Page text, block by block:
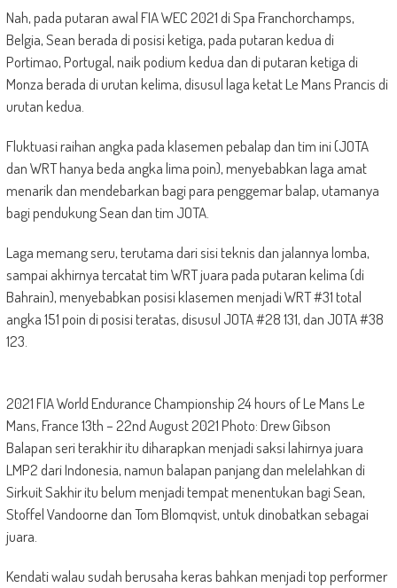
Nah, pada putaran awal FIA WEC 2021 di Spa Franchorchamps,
Belgia, Sean berada di posisi ketiga, pada putaran kedua di
Portimao, Portugal, naik podium kedua dan di putaran ketiga di
Monza berada di urutan kelima, disusul laga ketat Le Mans Prancis di
urutan kedua.
Fluktuasi raihan angka pada klasemen pebalap dan tim ini (JOTA
dan WRT hanya beda angka lima poin), menyebabkan laga amat
menarik dan mendebarkan bagi para penggemar balap, utamanya
bagi pendukung Sean dan tim JOTA.
Laga memang seru, terutama dari sisi teknis dan jalannya lomba,
sampai akhirnya tercatat tim WRT juara pada putaran kelima (di
Bahrain), menyebabkan posisi klasemen menjadi WRT #31 total
angka 151 poin di posisi teratas, disusul JOTA #28 131, dan JOTA #38
123.
2021 FIA World Endurance Championship 24 hours of Le Mans Le
Mans, France 13th – 22nd August 2021 Photo: Drew Gibson
Balapan seri terakhir itu diharapkan menjadi saksi lahirnya juara
LMP2 dari Indonesia, namun balapan panjang dan melelahkan di
Sirkuit Sakhir itu belum menjadi tempat menentukan bagi Sean,
Stoffel Vandoorne dan Tom Blomqvist, untuk dinobatkan sebagai
juara.
Kendati walau sudah berusaha keras bahkan menjadi top performer